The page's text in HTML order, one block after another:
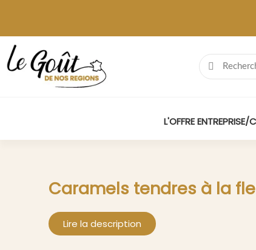
L'OFFRE ENTREPRISE/
Caramels tendres à la
Lire la description